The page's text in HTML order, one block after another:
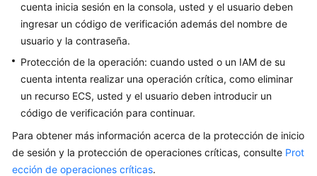
autorización
Gestión
de
permisos
Agencias
cuenta inicia sesión en la consola, usted y el usuario deben
ingresar un código de verificación además del nombre de
usuario y la contraseña.
Protección de la operación: cuando usted o un IAM de su
cuenta intenta realizar una operación crítica, como eliminar
un recurso ECS, usted y el usuario deben introducir un
código de verificación para continuar.
Para obtener más información acerca de la protección de inicio
de sesión y la protección de operaciones críticas, consulte Prot
ección de operaciones críticas.